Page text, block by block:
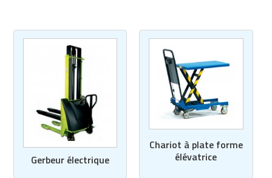
Gerbeur électrique
Chariot à plate forme
élévatrice